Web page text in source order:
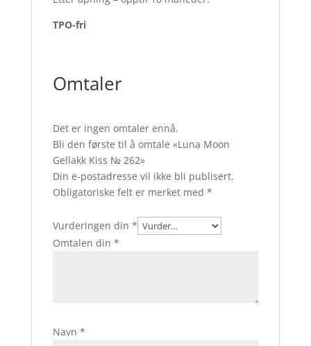
TPO-fri
Omtaler
Det er ingen omtaler ennå.
Bli den første til å omtale «Luna Moon
Gellakk Kiss № 262»
Din e-postadresse vil ikke bli publisert.
Obligatoriske felt er merket med *
Vurderingen din *
Omtalen din *
Navn *